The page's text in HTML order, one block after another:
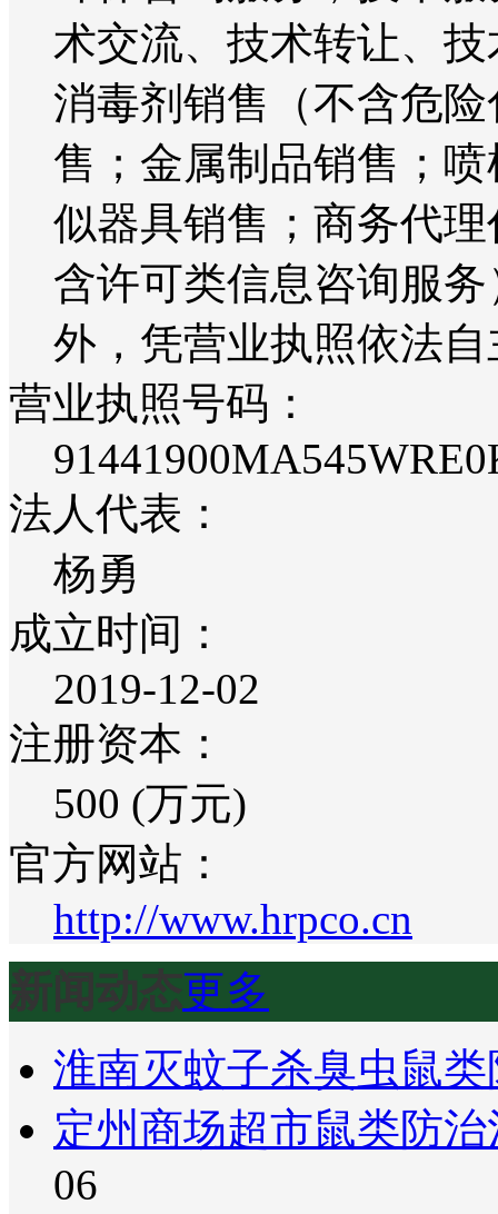
术交流、技术转让、
消毒剂销售（不含危
售；金属制品销售；
似器具销售；商务代
含许可类信息咨询服
外，凭营业执照依法
营业执照号码：
法人代表：
杨勇
成立时间：
2019-12-02
注册资本：
500 (万元)
官方网站：
http://www.hrpco.cn
新闻动态更多
淮南灭蚊子杀臭虫鼠
定州商场超市鼠类防
06